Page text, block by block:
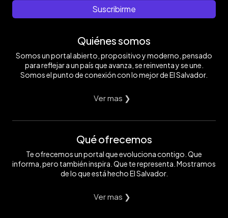
Suscribirme
Quiénes somos
Somos un portal abierto, propositivo y moderno, pensado
para reflejar a un país que avanza, se reinventa y se une.
Somos el punto de conexión con lo mejor de El Salvador.
Ver mas ❯
Qué ofrecemos
Te ofrecemos un portal que evoluciona contigo. Que
informa, pero también inspira. Que te representa. Mostramos
de lo que está hecho El Salvador.
Ver mas ❯